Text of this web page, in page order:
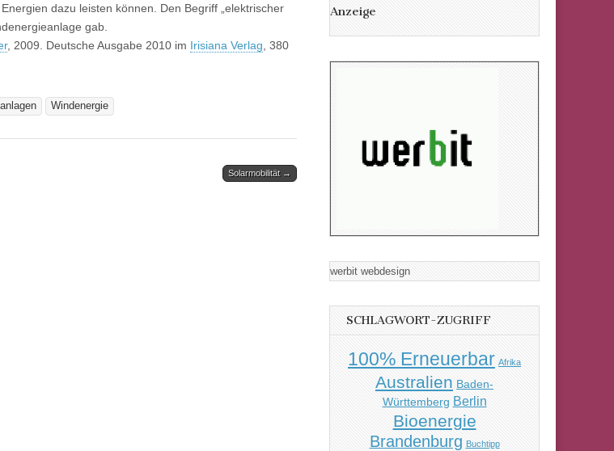
dazu leisten können. Den Begriff „elektrischer
gab.
, 2009. Deutsche Ausgabe 2010 im Irisiana Verlag , 380
Windenergie
Solarmobilität →
Anzeige
werbit webdesign
SCHLAGWORT-ZUGRIFF
100% Erneuerbar Afrika
Australien Baden-
Württemberg Berlin
Bioenergie
Brandenburg Buchtipp